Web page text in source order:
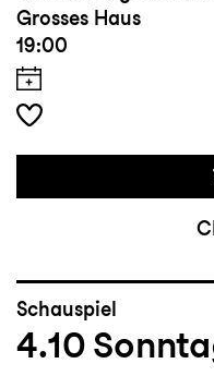
Grosses Haus
19:00
Schauspiel
4.10